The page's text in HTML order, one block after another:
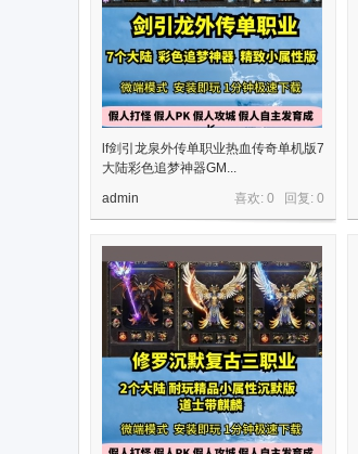
lf剑引龙泉外传单职业热血传奇单机版7
大陆彩色追梦神器GM...
喜欢: 0 回复: 0
admin